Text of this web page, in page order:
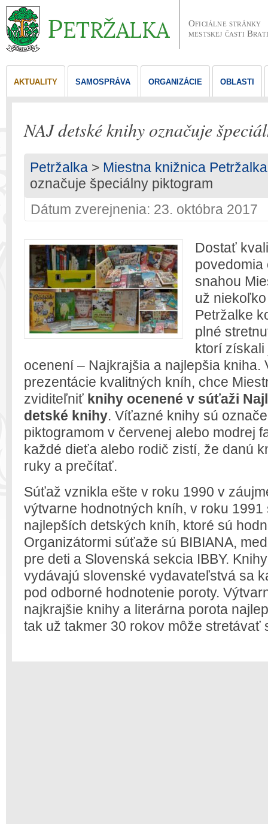
Oficiálne stránky
mestskej časti
AKTUALITY SAMOSPRÁVA ORGANIZÁCIE OBLASTI
NAJ detské knihy označuje
Petržalka > Miestna knižnica Petržalka
označuje špeciálny piktogram
Dátum zverejnenia: 23. októbra 2017
Dostať
povedomia
snahou
už
Petržalke
plné
ktorí
ocenení – Najkrajšia a najlepšia kniha.
prezentácie kvalitných kníh, chce
zviditeľniť knihy ocenené v súťaži
detské knihy. Víťazné knihy sú
piktogramom v červenej alebo modrej
každé dieťa alebo rodič zistí, že danú
ruky a prečítať.
Súťaž vznikla ešte v roku 1990 v
výtvarne hodnotných kníh, v roku
najlepších detských kníh, ktoré sú
Organizátormi súťaže sú BIBIANA,
pre deti a Slovenská sekcia IBBY.
vydávajú slovenské vydavateľstvá sa
pod odborné hodnotenie poroty.
najkrajšie knihy a literárna porota
tak už takmer 30 rokov môže stretávať